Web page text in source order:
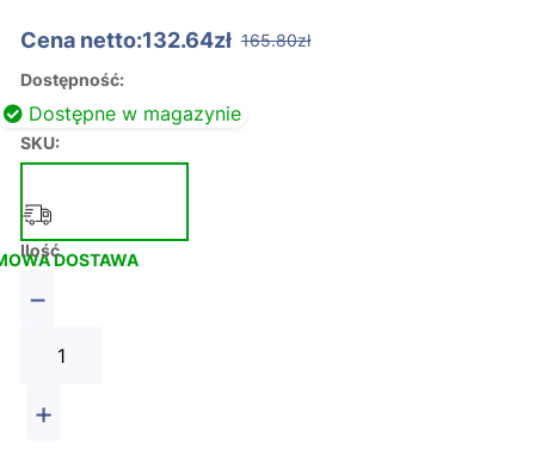
Cena netto:132.64zł 165.80zł
Dostępność:
Dostępne w magazynie
SKU:
DOSTAWA
Ilość
−
+